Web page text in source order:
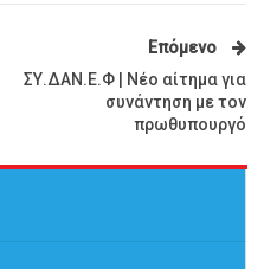
Επόμενο
ΣΥ.ΔΑΝ.Ε.Φ | Νέο αίτημα για
συνάντηση με τον
πρωθυπουργό